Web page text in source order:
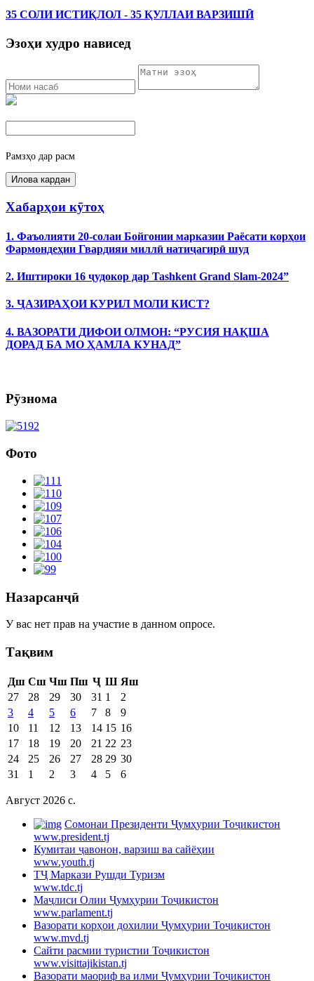
35 СОЛИ ИСТИҚЛОЛ - 35 ҚУЛЛАИ ВАРЗИШӢ
Эзоҳи худро нависед
Рамзҳо дар расм
Хабарҳои кӯтоҳ
1. Фаъолияти 20-солаи Бойгонии марказии Раёсати корҳои
Фармондеҳии Гвардияи миллӣ натиҷагирӣ шуд
2. Иштироки 16 ҷудокор дар Tashkent Grand Slam-2024”
3. ҶАЗИРАҲОИ КУРИЛ МОЛИ КИСТ?
4. ВАЗОРАТИ ДИФОИ ОЛМОН: “РУСИЯ НАҚША
ДОРАД БА МО ҲАМЛА КУНАД”
Рӯзнома
Фото
Назарсанҷӣ
У вас нет прав на участие в данном опросе.
Тақвим
Дш Сш Чш Пш Ҷ Ш Яш
27
28 29 30 31 1
2
3
4 5 6 7 8
9
10
11 12 13 14 15 16
17
18 19 20 21 22 23
24
25 26 27 28 29 30
31
1 2 3 4 5 6
Август 2026 c.
Cомонаи Президенти Ҷумҳурии Тоҷикистон
www.president.tj
Кумитаи ҷавонон, варзиш ва сайёҳии
www.youth.tj
ТҶ Маркази Рушди Туризм
www.tdc.tj
Маҷлиси Олии Ҷумҳурии Тоҷикистон
www.parlament.tj
Вазорати корҳои дохилии Ҷумҳурии Тоҷикистон
www.mvd.tj
Сайти расмии туристии Тоҷикистон
www.visittajikistan.tj
Вазорати маориф ва илми Ҷумҳурии Тоҷикистон